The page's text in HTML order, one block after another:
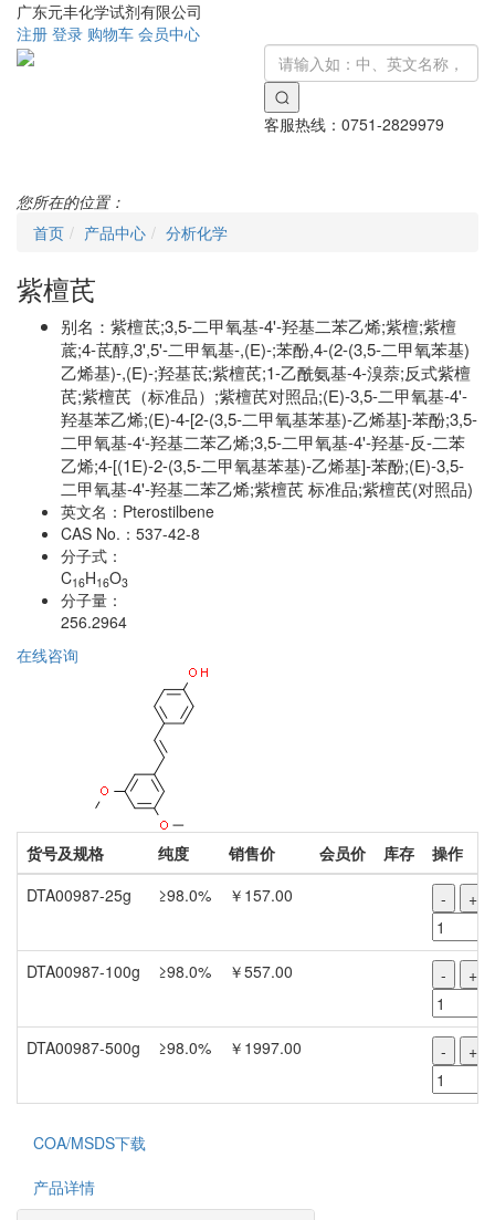
广东元丰化学试剂有限公司
注册 登录 购物车 会员中心
客服热线： 0751-2829979
您所在的位置：
首页
产品中心 分析化学
紫檀芪
别名： 紫檀茋;3,5-二甲氧基-4'-羟基二苯乙烯;紫檀;紫檀
菧;4-茋醇,3',5'-二甲氧基-,(E)-;苯酚,4-(2-(3,5-二甲氧苯基)
乙烯基)-,(E)-;羟基茋;紫檀芪;1-乙酰氨基-4-溴萘;反式紫檀
芪;紫檀芪（标准品）;紫檀芪对照品;(E)-3,5-二甲氧基-4'-
羟基苯乙烯;(E)-4-[2-(3,5-二甲氧基苯基)-乙烯基]-苯酚;3,5-
二甲氧基-4‘-羟基二苯乙烯;3,5-二甲氧基-4'-羟基-反-二苯
乙烯;4-[(1E)-2-(3,5-二甲氧基苯基)-乙烯基]-苯酚;(E)-3,5-
二甲氧基-4'-羟基二苯乙烯;紫檀芪 标准品;紫檀芪(对照品)
英文名： Pterostilbene
CAS No.： 537-42-8
分子式：
C16H16O3
分子量：
256.2964
在线咨询
货号及规格 纯度 销售价 会员价 库存
操作
DTA00987-25g
≥98.0% ￥157.00 - +
DTA00987-100g ≥98.0% ￥557.00 - +
DTA00987-500g ≥98.0% ￥1997.00 - +
COA/MSDS下载
产品详情